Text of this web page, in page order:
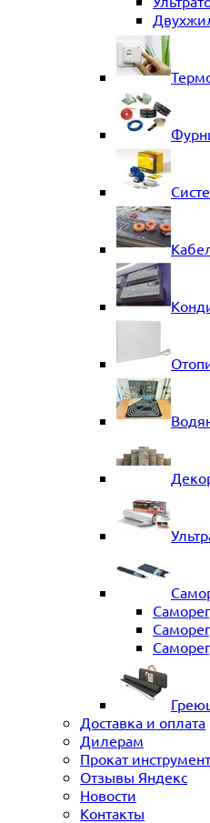
Доставка и оплата
Дилерам
Прокат
Отзывы Яндекс
Новости
Контакты